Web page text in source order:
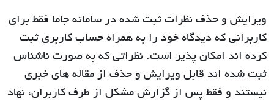
ویرایش و حذف نظرات ثبت شده در سامانه جاما فقط برای
کاربرانی که دیدگاه خود را به همراه حساب کاربری ثبت
کرده اند امکان پذیر است. نظراتی که به صورت ناشناس
ثبت شده اند قابل ویرایش و حذف از مقاله های خبری
نیستند و فقط پس از گزارش مشکل از طرف کاربران، نهاد